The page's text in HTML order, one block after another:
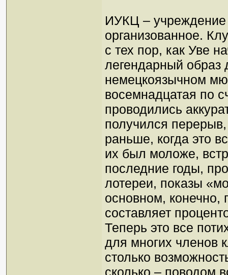
ИУКЦ – учреждение
организованное.
с тех пор, как Уве
легендарный образ
немецкоязычном
восемнадцатая по
проводились
получился
раньше, когда это
их был моложе,
последние годы,
лотереи, показы
основном, конечно,
составляет
Теперь это все
для многих членов
столько
сколько – поводом